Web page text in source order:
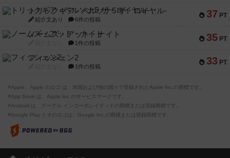
37 PT
トリックギア - ペルソナ5 ザ・ロイヤル-
紹介文あり 6件の投稿
35 PT
ノームズ・アット・ナイト
1件の投稿
33 PT
フィッシェン2
1件の投稿
※Apple、Apple のロゴ は、米国および他の国々で登録されたApple Inc.の商標です。
※App Store は、Apple Inc.のサービスマークです。
※Android は、グーグル インコーポレイテッドの商標または登録商標です。
※Google Play とそのロゴは、Google Inc.の商標または登録商標です。